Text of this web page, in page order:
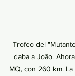
Trofeo del
daba a João.
MQ, con 260 km.